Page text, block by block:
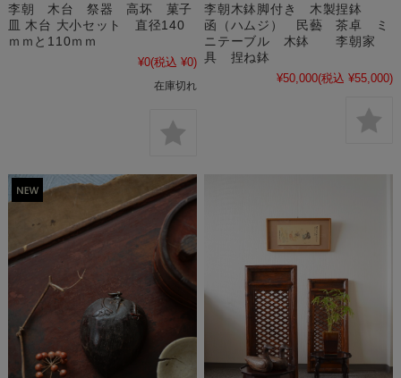
李朝 木台 祭器 高坏 菓子
皿 木台 大小セット 直径140
ｍｍと110ｍｍ
¥0(税込 ¥0)
在庫切れ
李朝木鉢脚付き 木製捏鉢
函（ハムジ） 民藝 茶卓 ミ
ニテーブル 木鉢 李朝家
具 捏ね鉢
¥50,000(税込 ¥55,000)